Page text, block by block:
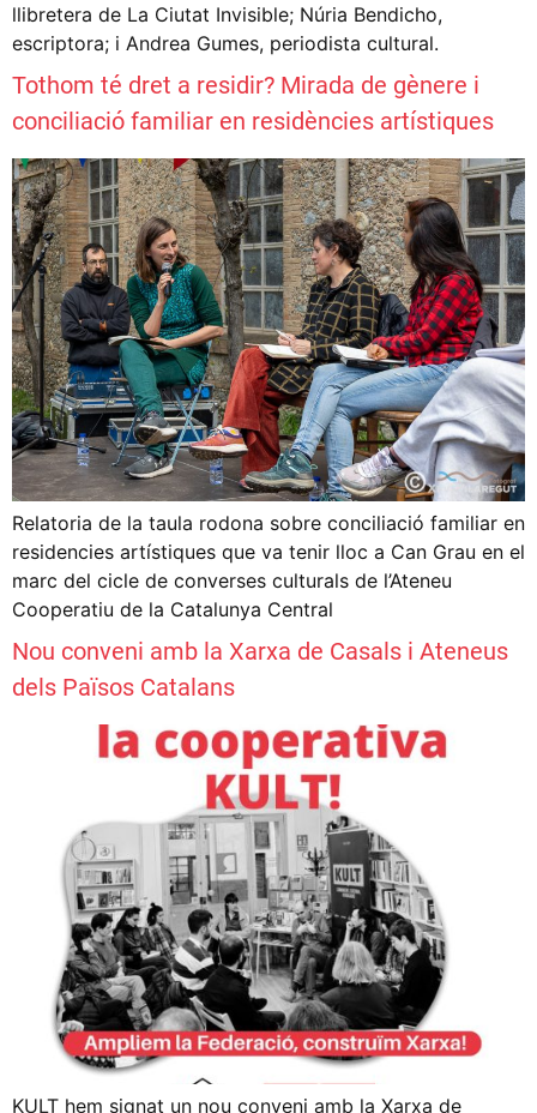
llibretera de La Ciutat Invisible; Núria Bendicho,
escriptora; i Andrea Gumes, periodista cultural.
Tothom té dret a residir? Mirada de gènere i
conciliació familiar en residències artístiques
Relatoria de la taula rodona sobre conciliació familiar en
residencies artístiques que va tenir lloc a Can Grau en el
marc del cicle de converses culturals de l’Ateneu
Cooperatiu de la Catalunya Central
Nou conveni amb la Xarxa de Casals i Ateneus
dels Països Catalans
KULT hem signat un nou conveni amb la Xarxa de